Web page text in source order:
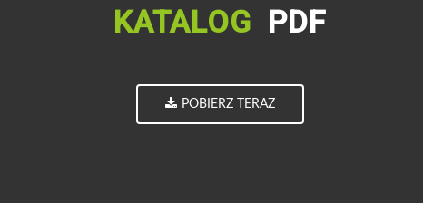
KATALOG PDF
POBIERZ TERAZ